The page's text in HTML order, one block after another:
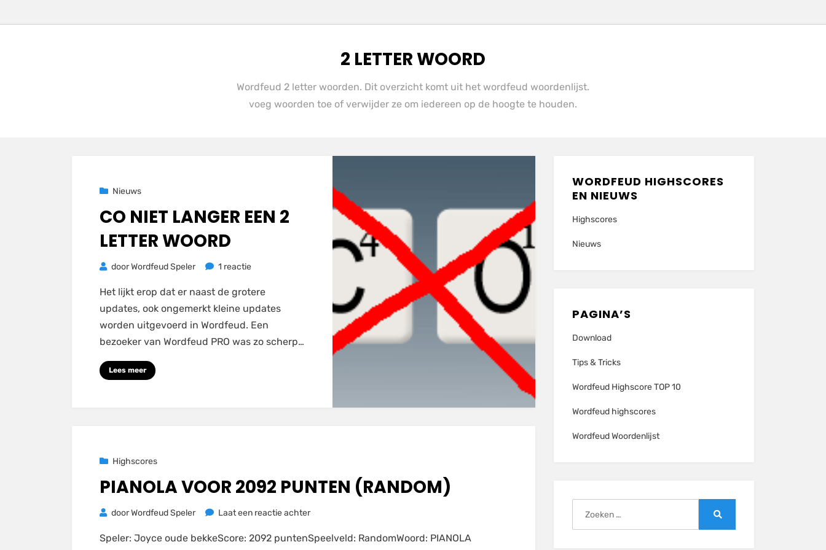
TAG
:
2 LETTER WOORD
Wordfeud 2 letter woorden. Dit overzicht komt uit het wordfeud woordenlijst.
voeg woorden toe of verwijder ze om iedereen op de hoogte te houden.
Geplaatst
23 november 2020
Nieuws
CO NIET LANGER EEN 2
LETTER WOORD
doorWordfeud Speler 1 reactieop
niet
langer
een
2
Het lijkt erop dat er naast de grotere
updates, ook ongemerkt kleine updates
worden uitgevoerd in Wordfeud. Een
bezoeker van Wordfeud PRO was zo scherp…
Lees meer
Geplaatst
23 november 2020
Highscores
PIANOLA VOOR 2092 PUNTEN (RANDOM)
doorWordfeud Speler Laat een reactie achterop
voor
Speler: Joyce oude bekkeScore: 2092 puntenSpeelveld: RandomWoord: PIANOLA
WORDFEUD HIGHSCORES
EN NIEUWS
Highscores
Nieuws
PAGINA’S
Download
Tips & Tricks
Wordfeud Highscore TOP 10
Wordfeud highscores
Wordfeud Woordenlijst